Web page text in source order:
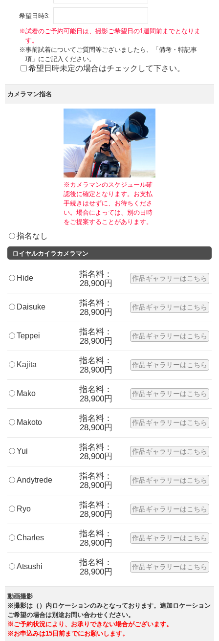
希望日時3:
※試着のご予約可能日は、撮影ご希望日の1週間前までとなりま
す。
※事前試着についてご質問等ございましたら、「備考・特記事
項」にご記入ください。
希望日時未定の場合はチェックして下さい。
カメラマン指名
※カメラマンのスケジュール確
認後に確定となります。お支払
手続きはせずに、お待ちくださ
い。場合によっては、別の日時
をご提案することがあります。
指名なし
ロイヤルカイラカメラマン
Hide
指名料：
28,900円
作品ギャラリーはこちら
Daisuke
指名料：
28,900円
作品ギャラリーはこちら
Teppei
指名料：
28,900円
作品ギャラリーはこちら
Kajita
指名料：
28,900円
作品ギャラリーはこちら
Mako
指名料：
28,900円
作品ギャラリーはこちら
Makoto
指名料：
28,900円
作品ギャラリーはこちら
Yui
指名料：
28,900円
作品ギャラリーはこちら
Andytrede
指名料：
28,900円
作品ギャラリーはこちら
Ryo
指名料：
28,900円
作品ギャラリーはこちら
Charles
指名料：
28,900円
作品ギャラリーはこちら
Atsushi
指名料：
28,900円
作品ギャラリーはこちら
動画撮影
※撮影は（）内ロケーションのみとなっております。追加ロケーション
ご希望の場合は別途お問い合わせください。
※ご予約状況により、お承りできない場合がございます。
※お申込みは15日前までにお願いします。